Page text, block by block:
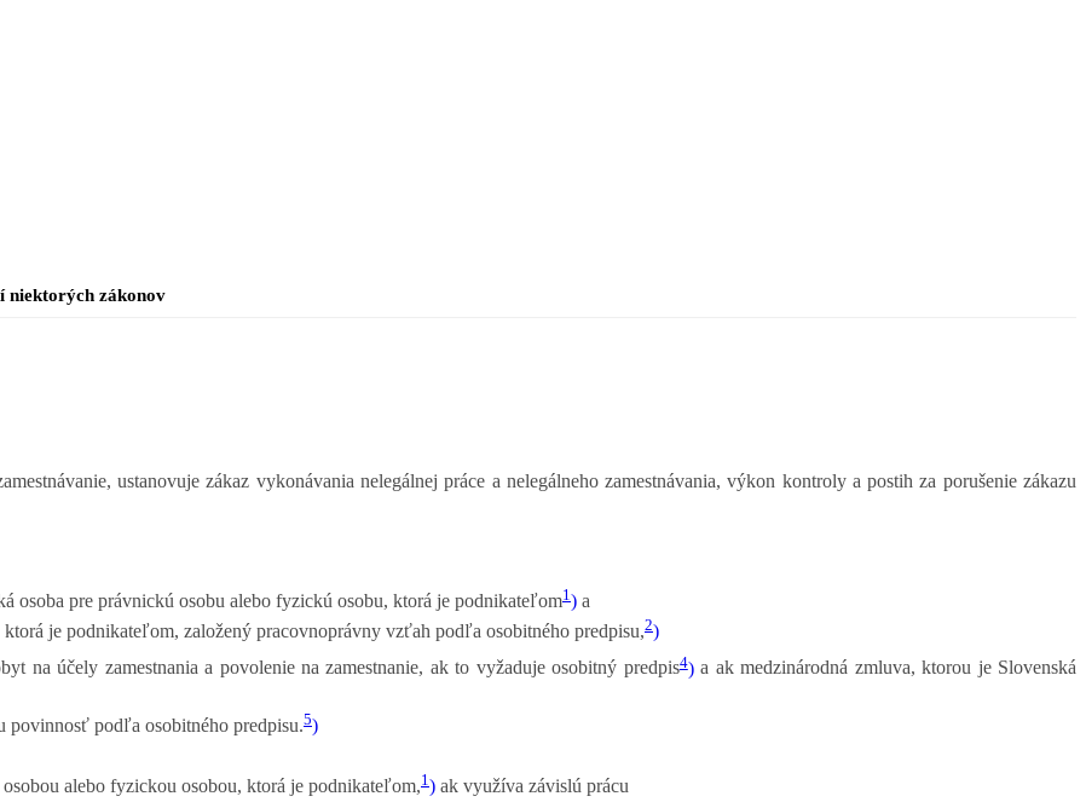
niektorých zákonov
ustanovuje zákaz vykonávania nelegálnej práce a nelegálneho zamestnávania, výkon kontroly a postih za porušenie zákazu
osoba pre právnickú osobu alebo fyzickú osobu, ktorá je podnikateľom1 ) a
je podnikateľom, založený pracovnoprávny vzťah podľa osobitného predpisu,2)
na účely zamestnania a povolenie na zamestnanie, ak to vyžaduje osobitný predpis4)a ak medzinárodná zmluva, ktorou je Slovenská
povinnosť podľa osobitného predpisu.5)
alebo fyzickou osobou, ktorá je podnikateľom,1) ak využíva závislú prácu